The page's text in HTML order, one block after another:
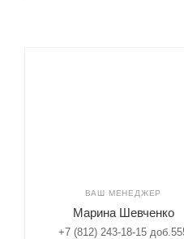
ВАШ МЕНЕДЖЕР
Марина Шевченко
+7 (812) 243-18-15